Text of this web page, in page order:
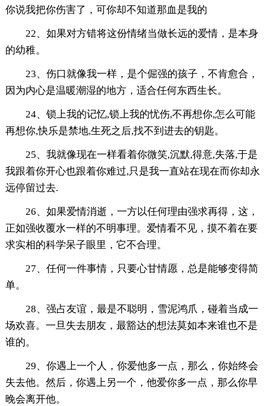
你说我把你伤害了，可你却不知道那血是我的
22、如果对方错将这份情绪当做长远的爱情，是本身
的幼稚。
23、伤口就像我一样，是个倔强的孩子，不肯愈合，
因为内心是温暖潮湿的地方，适合任何东西生长。
24、锁上我的记忆,锁上我的忧伤,不再想你,怎么可能
再想你,快乐是禁地,生死之后,找不到进去的钥匙。
25、我就像现在一样看着你微笑,沉默,得意,失落,于是
我跟着你开心也跟着你难过,只是我一直站在现在而你却永
远停留过去.
26、如果爱情消逝，一方以任何理由强求再得，这，
正如强收覆水一样的不明事理。爱情看不见，摸不着在要
求实相的科学呆子眼里，它不合理。
27、任何一件事情，只要心甘情愿，总是能够变得简
单。
28、强占友谊，最是不聪明，雪泥鸿爪，碰着当成一
场欢喜。一旦失去朋友，最豁达的想法莫如本来谁也不是
谁的。
29、你遇上一个人，你爱他多一点，那么，你始终会
失去他。然后，你遇上另一个，他爱你多一点，那么你早
晚会离开他。